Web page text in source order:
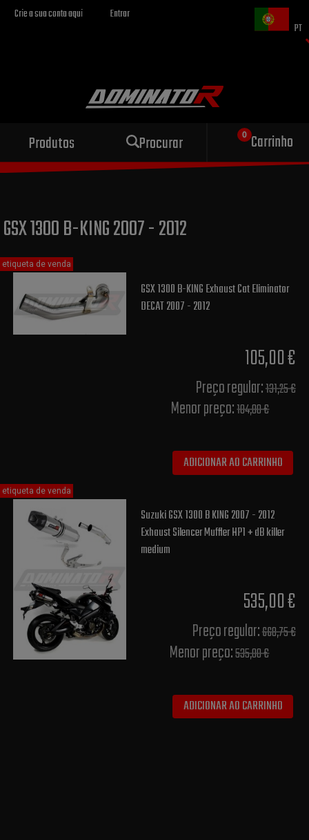
Crie a sua conta aqui
Entrar
PT
Produtos Procurar Carrinho
Escape esportivo
para sua motocicleta
GSX 1300 B-KING 2007 - 2012
GSX 1300 B-KING Exhaust Cat Eliminator
DECAT 2007 - 2012
105,00 €
Preço regular:131,25 €
Menor preço:104,00 €
ADICIONAR AO CARRINHO
etiqueta de venda
Suzuki GSX 1300 B KING 2007 - 2012
Exhaust Silencer Muffler HP1 + dB killer
medium
535,00 €
Preço regular:668,75 €
Menor preço:535,00 €
ADICIONAR AO CARRINHO
etiqueta de venda